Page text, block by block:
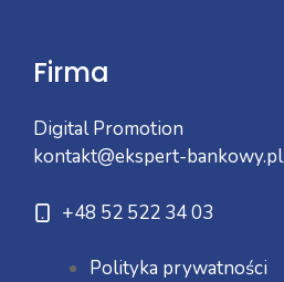
Firma
Digital Promotion
kontakt@ekspert-bankowy.pl
+48 52 522 34 03
Polityka prywatności